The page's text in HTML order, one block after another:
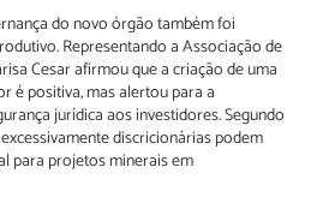
do novo órgão também foi
Representando a Associação de
Cesar afirmou que a criação de uma
é positiva, mas alertou para a
jurídica aos investidores. Segundo
discricionárias podem
para projetos minerais em